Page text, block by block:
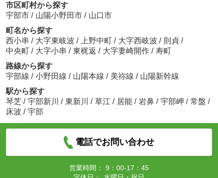
市区町村から探す
宇部市 / 山陽小野田市 / 山口市
町名から探す
西小串 / 大字東岐波 / 上野中町 / 大字西岐波 / 則貞 /
中央町 / 大字小串 / 東梶返 / 大字妻崎開作 / 寿町
路線から探す
宇部線 / 小野田線 / 山陽本線 / 美祢線 / 山陽新幹線
駅から探す
琴芝 / 宇部新川 / 東新川 / 草江 / 居能 / 岩鼻 / 宇部岬 / 常盤 /
床波 / 宇部
電話でお問い合わせ
営業時間：
9：00-17：45